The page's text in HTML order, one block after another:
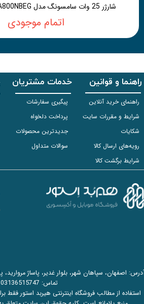
شارژر 25 وات سامسونگ مدل EP-TA800NBEG (کپی A)
اتمام موجودی
راهنما و قوانین
راهنمای خرید آنلاین
شرایط و مقررات سایت
شکایات
رویه‌های ارسال کالا
شرایط برگشت کالا
خدمات مشتریان
پیگیری سفارشات
پرداخت دلخواه
جدیدترین محصولات
سوالات متداول
تماس: 03136515747
استفاده از مطالب فروشگاه اینترنتی هیربد استور فقط